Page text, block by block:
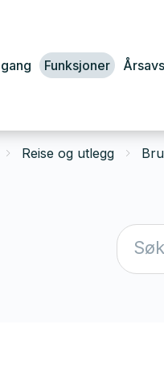
Funksjoner
Reise og utlegg